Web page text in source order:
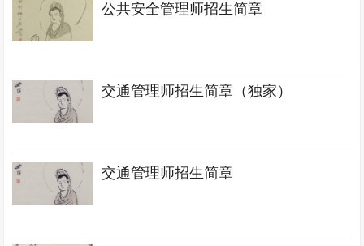
公共安全管理师招生简章
交通管理师招生简章（独家）
交通管理师招生简章